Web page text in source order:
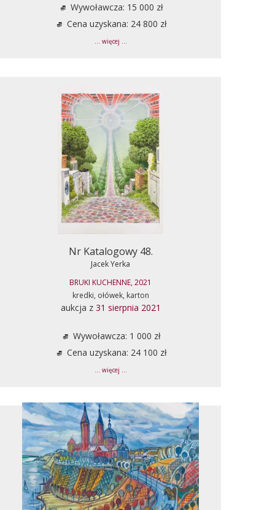
Wywoławcza: 15 000 zł
Cena uzyskana: 24 800 zł
... więcej ...
Nr Katalogowy 48.
Jacek Yerka
BRUKI KUCHENNE, 2021
kredki, ołówek, karton
aukcja z 31 sierpnia 2021
Wywoławcza: 1 000 zł
Cena uzyskana: 24 100 zł
... więcej ...